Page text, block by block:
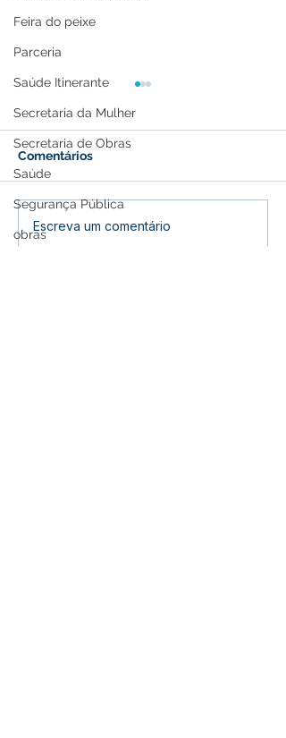
Feira do peixe
Parceria
Saúde Itinerante
Secretaria da Mulher
Secretaria de Obras
Saúde
Segurança Pública
obrasNota Pesar: Maria
Comentários
Escreva um comentário